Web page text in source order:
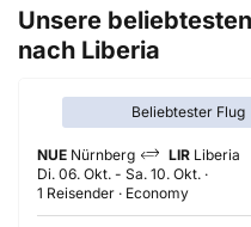
Unsere
nach Liberia
Beliebtester Flug
NUE Nürnberg LIR Liberia
Di. 06. Okt. - Sa. 10. Okt.
1 Reisender
Economy